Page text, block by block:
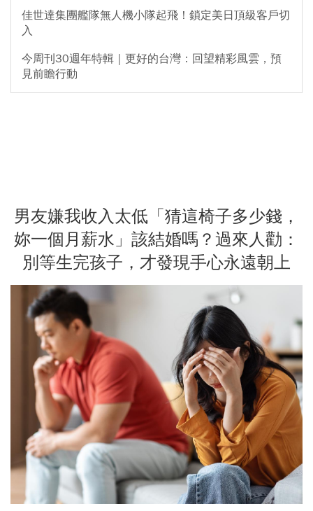
佳世達集團艦隊無人機小隊起飛！鎖定美日頂級客戶切
入
今周刊30週年特輯｜更好的台灣：回望精彩風雲，預
見前瞻行動
男友嫌我收入太低「猜這椅子多少錢，
妳一個月薪水」該結婚嗎？過來人勸：
別等生完孩子，才發現手心永遠朝上